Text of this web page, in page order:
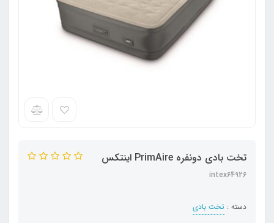
تخت بادی دونفره PrimAire اینتکس
intex64926
دسته : تخت بادی